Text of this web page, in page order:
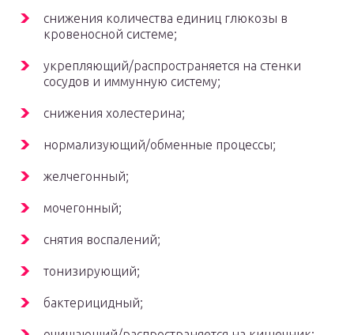
снижения количества единиц глюкозы в
кровеносной системе;
укрепляющий/распространяется на стенки
сосудов и иммунную систему;
снижения холестерина;
нормализующий/обменные процессы;
желчегонный;
мочегонный;
снятия воспалений;
тонизирующий;
бактерицидный;